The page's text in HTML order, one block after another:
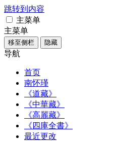
跳转到内容
主菜单
主菜单
移至侧栏 隐藏
导航
首页
南怀瑾
《道藏》
《中華藏》
《高麗藏》
《四庫全書》
最近更改